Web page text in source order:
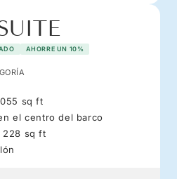
AHORRE UN 10%
sq ft
el centro del barco
228 sq ft